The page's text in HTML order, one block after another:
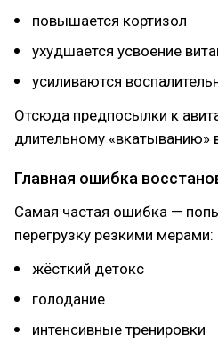
повышается кортизол
ухудшается усвоение
усиливаются
Отсюда предпосылки к
длительному «вкатыванию»
Главная ошибка
Самая частая ошибка —
перегрузку резкими мерами:
жёсткий детокс
голодание
интенсивные тренировки